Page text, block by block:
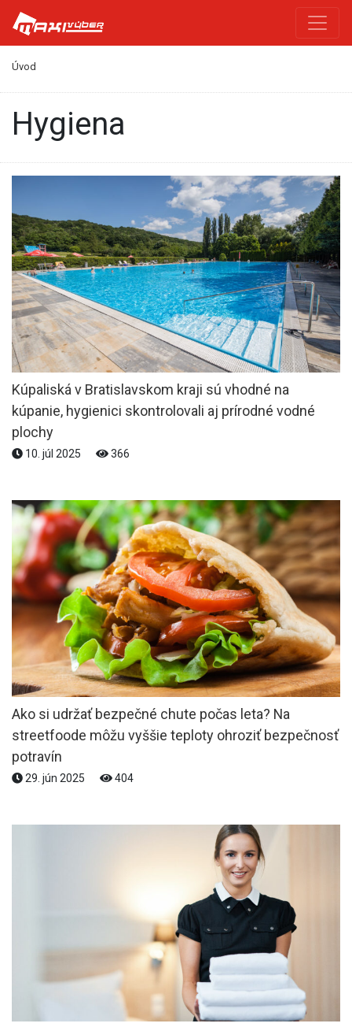
Úvod
hygiena
Kúpaliská v Bratislavskom kraji sú vhodné na
kúpanie, hygienici skontrolovali aj prírodné vodné
plochy
10. júl 2025 366
Ako si udržať bezpečné chute počas leta? Na
streetfoode môžu vyššie teploty ohroziť bezpečnosť
potravín
29. jún 2025 404